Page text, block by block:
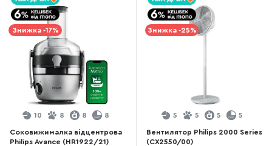
Знижка -17%
10 8 8 8
Соковижималка відцентрова
Philips Avance (HR1922/21)
Знижка -25%
5 5 5 5
Вентилятор Philips 2000 Series
(CX2550/00)